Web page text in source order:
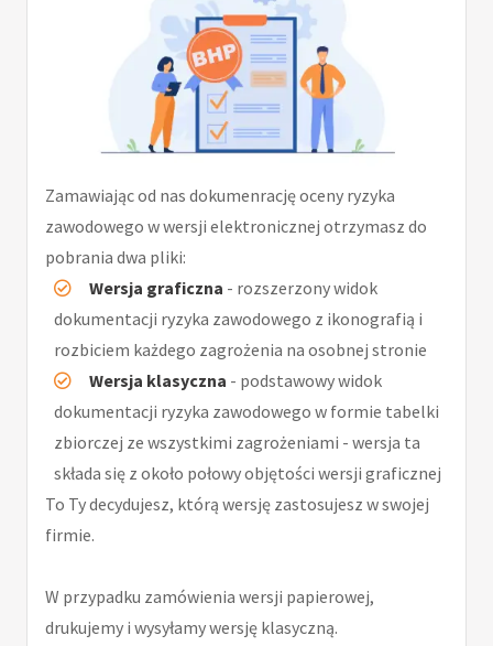
Zamawiając od nas dokumenrację oceny ryzyka
zawodowego w wersji elektronicznej otrzymasz do
pobrania dwa pliki:
Wersja graficzna - rozszerzony widok
dokumentacji ryzyka zawodowego z ikonografią i
rozbiciem każdego zagrożenia na osobnej stronie
Wersja klasyczna - podstawowy widok
dokumentacji ryzyka zawodowego w formie tabelki
zbiorczej ze wszystkimi zagrożeniami - wersja ta
składa się z około połowy objętości wersji graficznej
To Ty decydujesz, którą wersję zastosujesz w swojej
firmie.
W przypadku zamówienia wersji papierowej,
drukujemy i wysyłamy wersję klasyczną.